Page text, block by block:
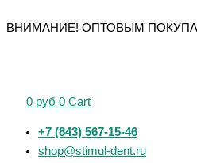
к
ВНИМАНИЕ! ОПТОВЫМ
0 руб 0 Cart
+7 (843) 567-15-46
shop@stimul-dent.ru
товаров
товаров
товара
ассорти
товара
товара
товара
товара